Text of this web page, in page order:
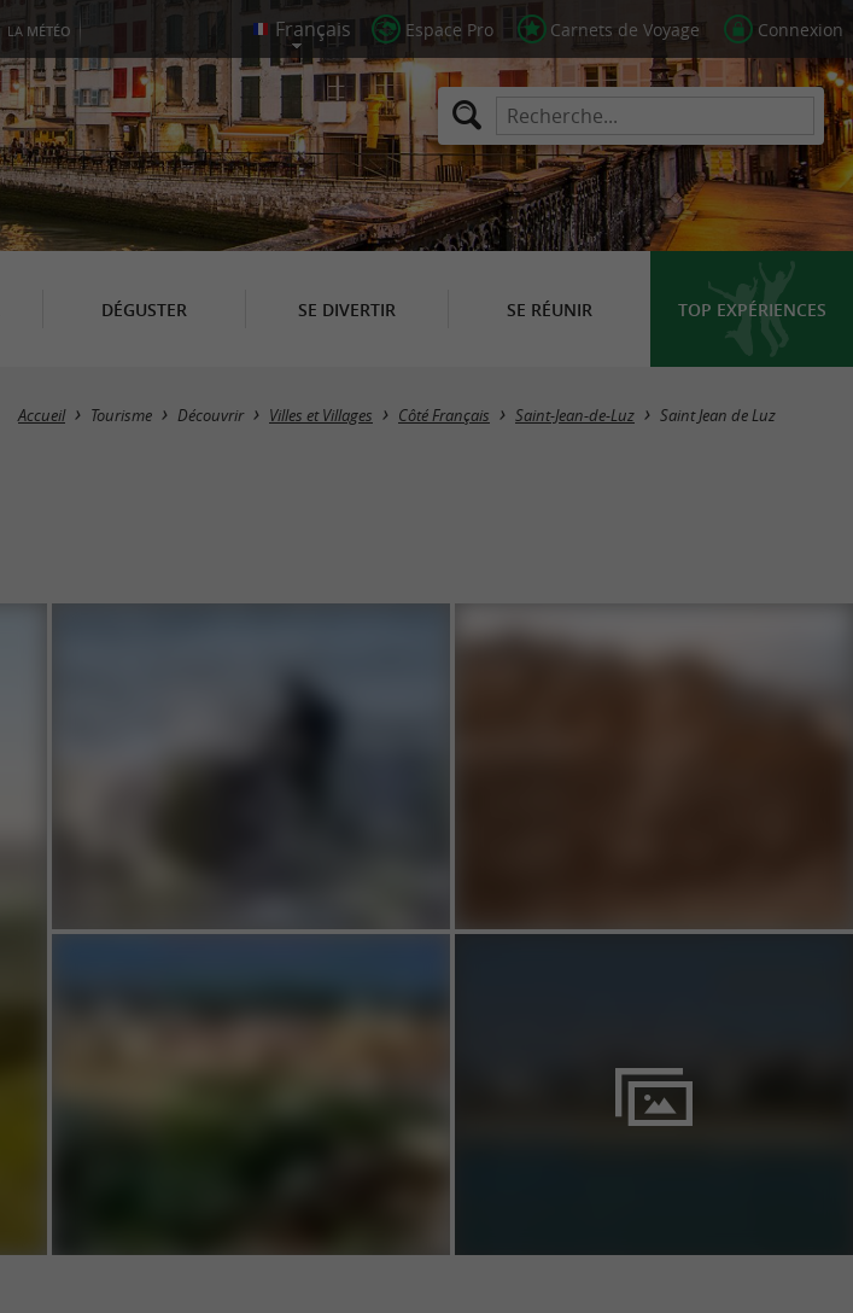
LA MÉTÉO Espace Pro Carnets de Voyage Connexion
DÉGUSTER SE DIVERTIR SE RÉUNIR TOP EXPÉRIENCES
Accueil Tourisme Découvrir Villes et Villages Côté Français Saint-Jean-de-Luz Saint Jean de Luz